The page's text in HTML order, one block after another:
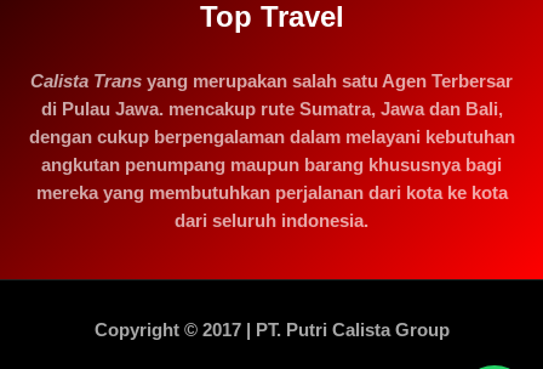
Top Travel
Calista Trans yang merupakan salah satu Agen Terbersar
di Pulau Jawa. mencakup rute Sumatra, Jawa dan Bali,
dengan cukup berpengalaman dalam melayani kebutuhan
angkutan penumpang maupun barang khususnya bagi
mereka yang membutuhkan perjalanan dari kota ke kota
dari seluruh indonesia.
Copyright © 2017 | PT. Putri Calista Group